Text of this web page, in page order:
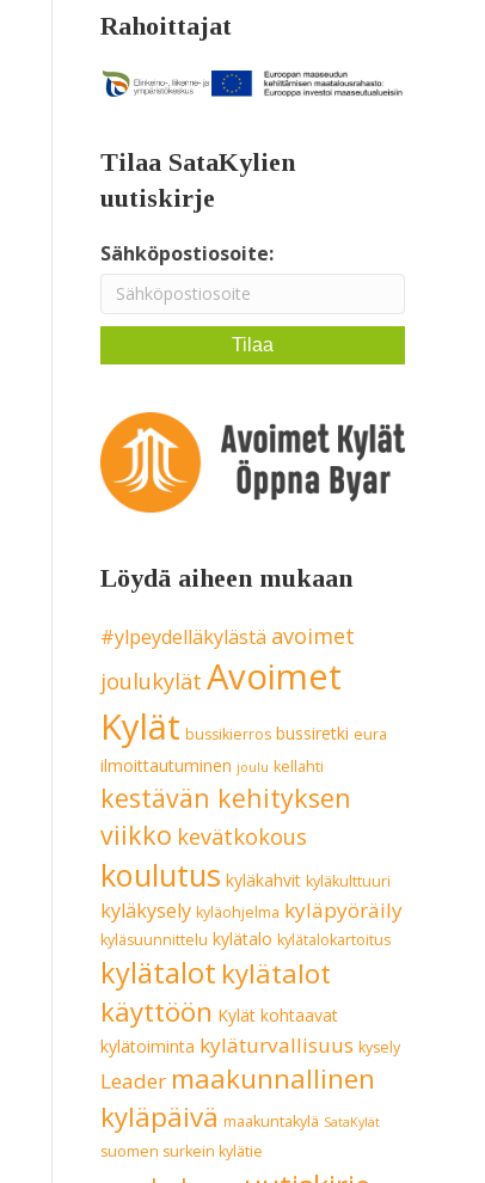
Rahoittajat
Tilaa SataKylien
uutiskirje
Sähköpostiosoite:
Löydä aiheen mukaan
#ylpeydelläkylästä avoimet
joulukylät Avoimet
Kylät bussikierros bussiretki eura
ilmoittautuminen joulu kellahti
kestävän kehityksen
viikko kevätkokous
koulutus kyläkahvit kyläkulttuuri
kyläkysely kyläohjelma kyläpyöräily
kyläsuunnittelu kylätalo kylätalokartoitus
kylätalot kylätalot
käyttöön Kylät kohtaavat
kylätoiminta kyläturvallisuus kysely
Leader maakunnallinen
kyläpäivä maakuntakylä SataKylät
suomen surkein kylätie